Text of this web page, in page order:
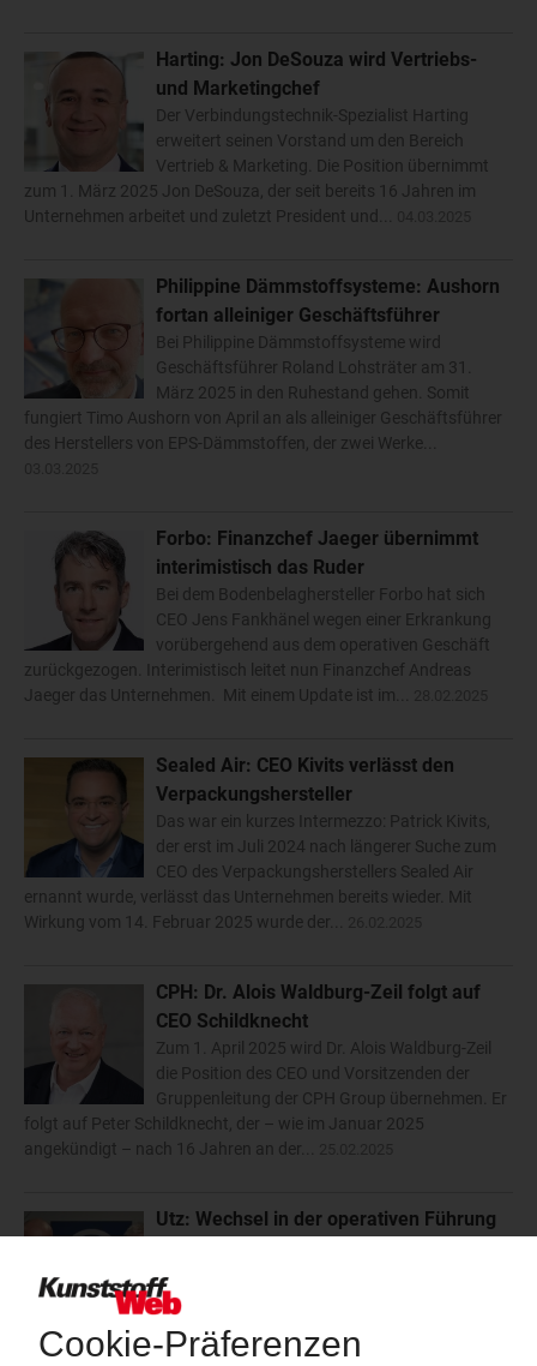
Harting: Jon DeSouza wird Vertriebs-
und Marketingchef
Der Verbindungstechnik-Spezialist Harting
erweitert seinen Vorstand um den Bereich
Vertrieb & Marketing. Die Position übernimmt
zum 1. März 2025 Jon DeSouza, der seit bereits 16 Jahren im
Unternehmen arbeitet und zuletzt President und...
Philippine Dämmstoffsysteme: Aushorn
fortan alleiniger Geschäftsführer
Bei Philippine Dämmstoffsysteme wird
Geschäftsführer Roland Lohsträter am 31.
März 2025 in den Ruhestand gehen. Somit
fungiert Timo Aushorn von April an als alleiniger Geschäftsführer
des Herstellers von EPS-Dämmstoffen, der zwei Werke...
Forbo: Finanzchef Jaeger übernimmt
interimistisch das Ruder
Bei dem Bodenbelaghersteller Forbo hat sich
CEO Jens Fankhänel wegen einer Erkrankung
vorübergehend aus dem operativen Geschäft
zurückgezogen. Interimistisch leitet nun Finanzchef Andreas
Jaeger das Unternehmen. Mit einem Update ist im...
Sealed Air: CEO Kivits verlässt den
Verpackungshersteller
Das war ein kurzes Intermezzo: Patrick Kivits,
der erst im Juli 2024 nach längerer Suche zum
CEO des Verpackungsherstellers Sealed Air
ernannt wurde, verlässt das Unternehmen bereits wieder. Mit
Wirkung vom 14. Februar 2025 wurde der...
CPH: Dr. Alois Waldburg-Zeil folgt auf
CEO Schildknecht
Zum 1. April 2025 wird Dr. Alois Waldburg-Zeil
die Position des CEO und Vorsitzenden der
Gruppenleitung der CPH Group übernehmen. Er
folgt auf Peter Schildknecht, der – wie im Januar 2025
angekündigt – nach 16 Jahren an der...
Utz: Wechsel in der operativen Führung
ernannt. Schürmann folgt auf Axel Ritzberger,
der das Familienunternehmen nach 17 Jahren
verlässt. Schürmann war seit 1995 in